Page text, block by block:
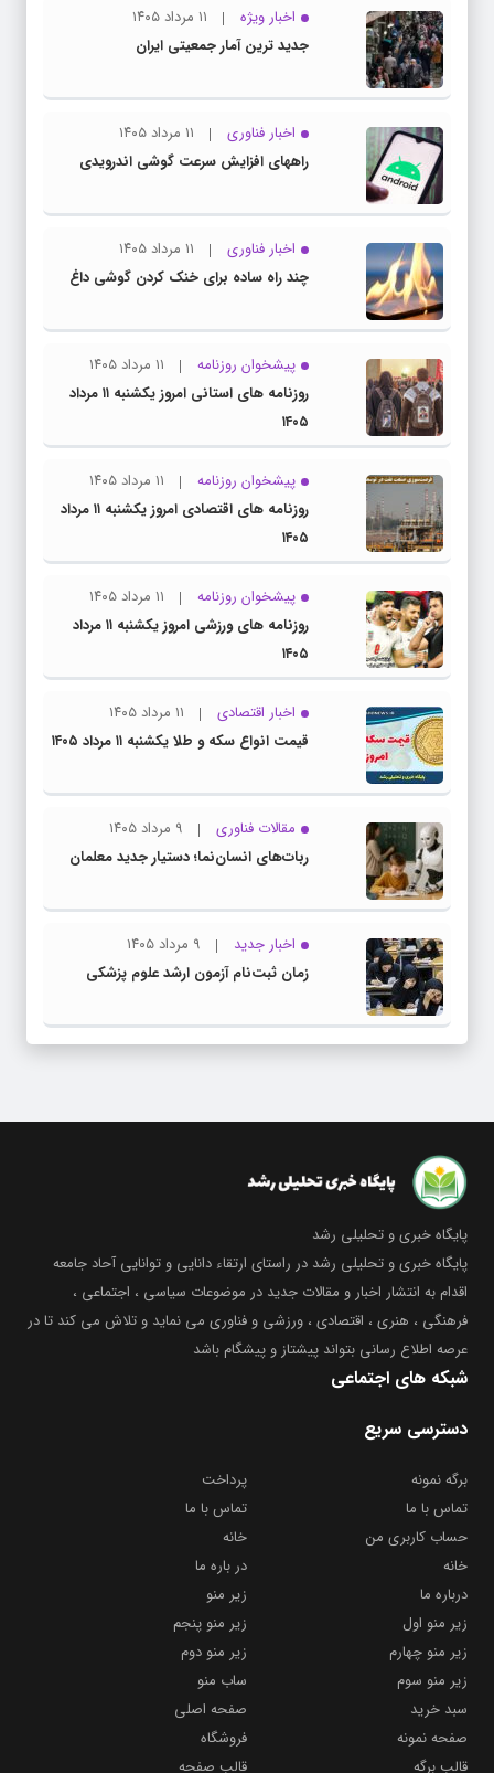
اخبار ویژه
۱۱ مرداد ۱۴۰۵
جدید ترین آمار جمعیتی ایران
اخبار فناوری
۱۱ مرداد ۱۴۰۵
راههای افزایش سرعت گوشی اندرویدی
اخبار فناوری
۱۱ مرداد ۱۴۰۵
چند راه‌ ساده برای خنک کردن گوشی داغ
پیشخوان روزنامه
۱۱ مرداد ۱۴۰۵
روزنامه های استانی امروز یکشنبه ۱۱ مرداد
۱۴۰۵
پیشخوان روزنامه
۱۱ مرداد ۱۴۰۵
روزنامه های اقتصادی امروز یکشنبه ۱۱ مرداد
۱۴۰۵
پیشخوان روزنامه
۱۱ مرداد ۱۴۰۵
روزنامه های ورزشی امروز یکشنبه ۱۱ مرداد
۱۴۰۵
اخبار اقتصادی
۱۱ مرداد ۱۴۰۵
قیمت انواع سکه و طلا یکشنبه ۱۱ مرداد ۱۴۰۵
مقالات فناوری
۹ مرداد ۱۴۰۵
ربات‌های انسان‌نما؛ دستیار جدید معلمان
اخبار جدید
۹ مرداد ۱۴۰۵
زمان ثبت‌نام آزمون ارشد علوم پزشکی
پایگاه خبری و تحلیلی رشد
پایگاه خبری و تحلیلی رشد در راستای ارتقاء دانایی و توانایی آحاد جامعه
اقدام به انتشار اخبار و مقالات جدید در موضوعات سیاسی ، اجتماعی ،
فرهنگی ، هنری ، اقتصادی ، ورزشی و فناوری می نماید و تلاش می کند تا در
عرصه اطلاع رسانی بتواند پیشتاز و پیشگام باشد
شبکه های اجتماعی
دسترسی سریع
برگه نمونه
پرداخت
تماس با ما
تماس با ما
حساب کاربری من
خانه
خانه
در باره ما
درباره ما
زیر منو
زیر منو اول
زیر منو پنجم
زیر منو چهارم
زیر منو دوم
زیر منو سوم
ساب منو
سبد خرید
صفحه اصلی
صفحه نمونه
فروشگاه
قالب برگه
قالب صفحه